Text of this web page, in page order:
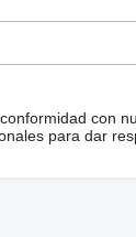
con
para dar